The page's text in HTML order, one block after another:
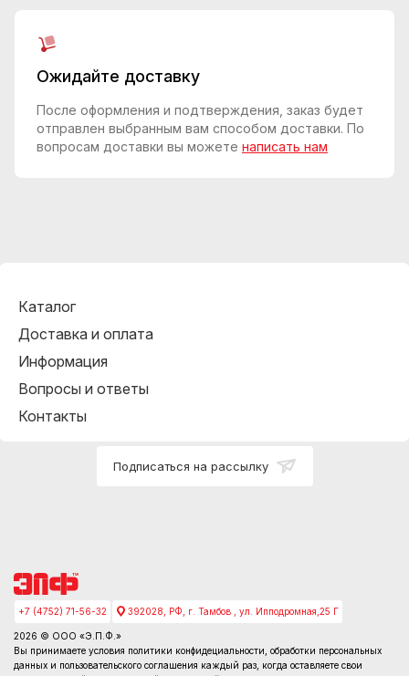
Ожидайте доставку
После оформления и подтверждения, заказ будет
отправлен выбранным вам способом доставки. По
вопросам доставки вы можете написать нам
Каталог
Доставка и оплата
Информация
Вопросы и ответы
Контакты
Подписаться на рассылку
+7 (4752) 71-56-32 392028, РФ, г. Тамбов , ул. Ипподромная,25 Г
2026 © ООО «Э.П.Ф.»
Вы принимаете условия политики конфидециальности , обработки персональных
данных и пользовательского соглашения каждый раз, когда оставляете свои